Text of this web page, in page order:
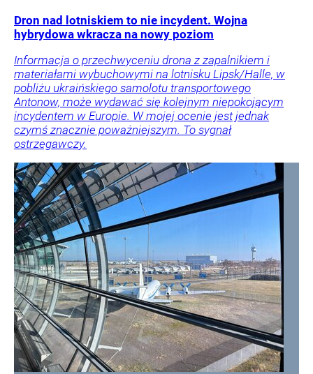
Dron nad lotniskiem to nie incydent. Wojna
hybrydowa wkracza na nowy poziom
Informacja o przechwyceniu drona z zapalnikiem i
materiałami wybuchowymi na lotnisku Lipsk/Halle, w
pobliżu ukraińskiego samolotu transportowego
Antonow, może wydawać się kolejnym niepokojącym
incydentem w Europie. W mojej ocenie jest jednak
czymś znacznie poważniejszym. To sygnał
ostrzegawczy.